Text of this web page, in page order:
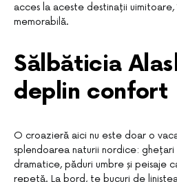
acces la aceste destinații
memorabilă.
Sălbăticia
deplin confort
O croazieră aici nu este doar o
splendoarea naturii nordice:
dramatice, păduri umbre și peisaje
repetă. La bord, te bucuri de